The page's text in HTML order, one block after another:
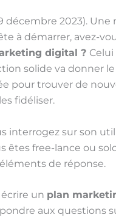
décembre 2023). Une
à démarrer, avez-
digital ?
solide va donner
pour trouver de
fidéliser.
interrogez sur son
êtes free-lance ou
de réponse.
un plan
aux questions